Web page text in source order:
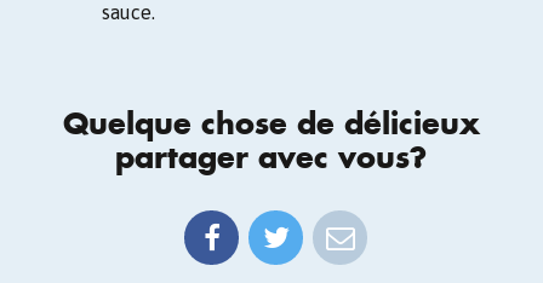
sauce.
Quelque chose de délicieux
partager avec vous?